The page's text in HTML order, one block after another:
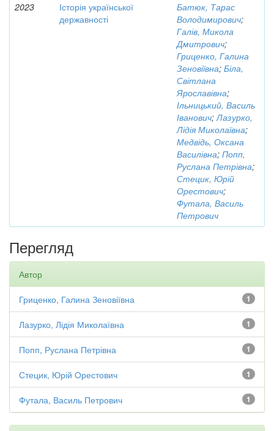
2023
Історія української
державності
Батюк, Тарас
Володимирович;
Галів, Микола
Дмитрович;
Гриценко, Галина
Зеновіївна; Біла,
Світлана
Ярославівна;
Ільницький, Василь
Іванович;Лазурко,
Лідія Миколаївна;
Медвідь, Оксана
Василівна; Попп,
Руслана Петрівна;
Стецик, Юрій
Орестович;
Футала, Василь
Петрович
Перегляд
Автор
1
Гриценко, Галина Зеновіївна
1
Лазурко, Лідія Миколаївна
1
Попп, Руслана Петрівна
1
Стецик, Юрій Орестович
1
Футала, Василь Петрович